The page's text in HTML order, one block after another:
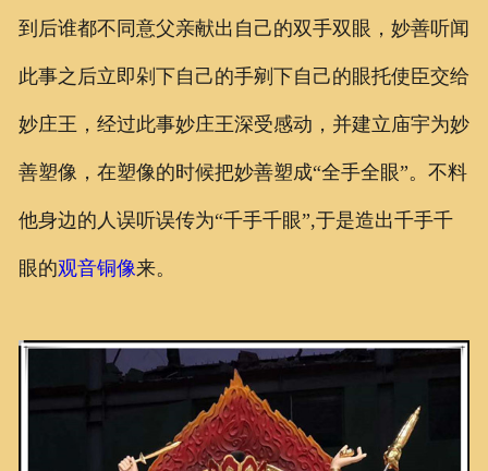
到后谁都不同意父亲献出自己的双手双眼，妙善听闻
此事之后立即剁下自己的手剜下自己的眼托使臣交给
妙庄王，经过此事妙庄王深受感动，并建立庙宇为妙
善塑像，在塑像的时候把妙善塑成“全手全眼”。不料
他身边的人误听误传为“千手千眼”,于是造出千手千
眼的观音铜像来。